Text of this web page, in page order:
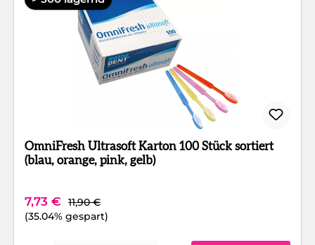
OmniFresh Ultrasoft Karton 100 Stück sortiert
(blau, orange, pink, gelb)
Verkaufspreis:
7,73 € Regulärer Preis:
11,90 €
(35.04% gespart)